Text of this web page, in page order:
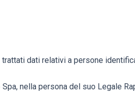
dati relativi a persone
nella persona del suo Legale